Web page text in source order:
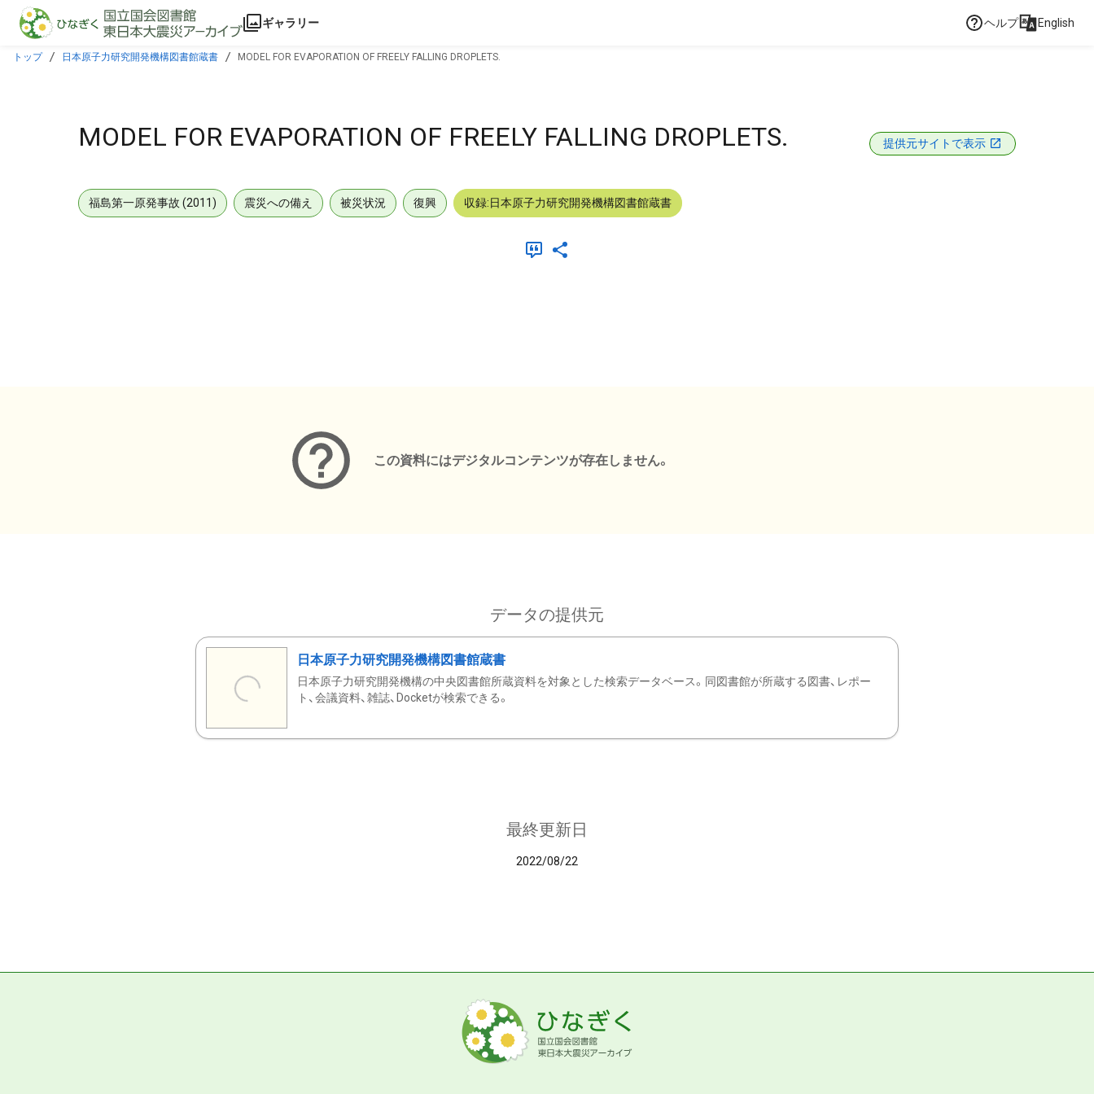
本文に飛ぶ
ギャラリー ヘルプ English
トップ 日本原子力研究開発機構図書館蔵書 MODEL FOR EVAPORATION OF FREELY FALLING DROPLETS.
MODEL FOR EVAPORATION OF FREELY FALLING DROPLETS. 提供元サイトで表示
福島第一原発事故 (2011) 震災への備え 被災状況 復興 収録:日本原子力研究開発機構図書館蔵書
この資料にはデジタルコンテンツが存在しません。
データの提供元
日本原子力研究開発機構図書館蔵書
日本原子力研究開発機構の中央図書館所蔵資料を対象とした検索データベース。同図書館が所蔵する図書、レポー
ト、会議資料、雑誌、Docketが検索できる。
最終更新日
2022/08/22